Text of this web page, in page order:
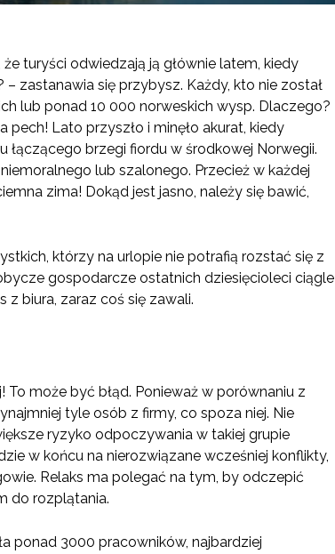
turyści odwiedzają ją głównie latem, kiedy
zastanawia się przybysz. Każdy, kto nie został
lub ponad 10 000 norweskich wysp. Dlaczego?
pech! Lato przyszło i minęło akurat, kiedy
łączącego brzegi fiordu w środkowej Norwegii.
lub szalonego. Przecież w każdej
zima! Dokąd jest jasno, należy się bawić,
którzy na urlopie nie potrafią rozstać się z
gospodarcze ostatnich dziesięcioleci ciągle
biura, zaraz coś się zawali.
może być błąd. Ponieważ w porównaniu z
tyle osób z firmy, co spoza niej. Nie
ryzyko odpoczywania w takiej grupie
w końcu na nierozwiązane wcześniej konflikty,
Relaks ma polegać na tym, by odczepić
do rozplątania.
ponad 3000 pracowników, najbardziej